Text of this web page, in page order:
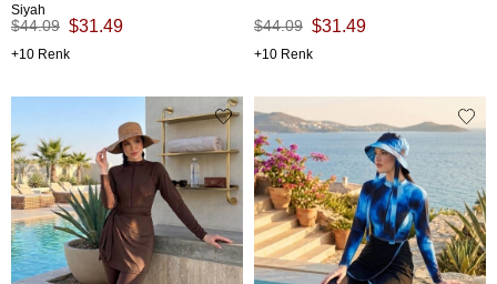
Siyah
$31.49
$44.09
10
$31.49
$44.09
10